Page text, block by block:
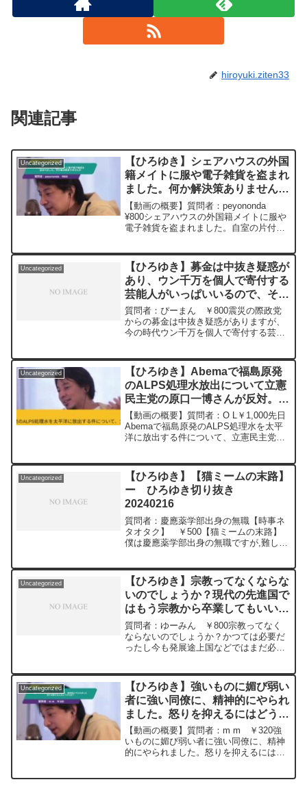
hiroyuki.ziten33
関連記事
Uncategorized
【ひろゆき】シェアハウスの外国
籍メイトに服や電子雑貨を盗まれ
ました。何か解決策ありませんか
ー ひろゆき切り抜き
20230317
【動画の概要】質問者：peyononda
¥800シェアハウスの外国籍メイトに服や
電子雑貨を盗まれました。自室の片付け
っていて発覚。相手は私が気付いたとは
知らず『えー無...
Uncategorized
【ひろゆき】募金は中抜き疑惑が
あり、ウン千万を個人で寄付する
芸能人がいっぱいいるので、その
方にスパチャ送った方が何となく
気持ちがいいなと思ったのでスパ
チャしますー ひろゆき切り抜
質問者：ぴーまん ￥800震災の際政党
からの募金は中抜き疑惑がありますが、
今の時代ウン千万を個人で寄付する芸能
がいいなと思ったのでスパチャします元
動画：能登半島に最大同時接続✖️20円の
寄付をするよ。ジョージアワインを呑み
ながら。2024/01/09 M22
https://www.youtube.com/watch?
v=n7GsXYHnvKI&t=8s*********************
*********************ひろゆきさんの動画
で、寄せられた質問について、一問一答
してるかな？と気になったことがあれ
ば、下記のサイトから検索してみてくだ
さい。https://hiroyuki-ziten.com/できる
だけ、多くの質問を今後も編集し、アッ
プロードしていきますので、使いやすい
と感じて頂けたら、いいね！やチャンネ
ル登録をよろしくお願いします。
Uncategorized
【ひろゆき】Abemaで福島原発
のALPS処理水放出について立憲
民主党の原口一博さんが反対。出
演者たちが「この人何言ってん
の？」みたいな顔をしていまし
た。ー ひろゆき切り抜き
【動画の概要】質問者：O L￥1,000先日
Abemaで福島原発のALPS処理水を太平
洋に放出する件について、立憲民主党の
たちが「この人何言ってんの？」みたい
な顔をして...
Uncategorized
【ひろゆき】【猫ミームの末路】
ー ひろゆき切り抜き
20240216
質問者：慶應薬学部出身の無職【時事ネ
タオタク】 ￥500【猫ミームの末路】
僕は慶應薬学部出身の無職ですが,難しい
書き発信や現実の想像力が消える事でド
ミノピザバイトテロなどが起きてる気が
しますが,今後もSNSが発展するほど脳が
溶けた大人が増えると思いますか？元動
画：能登半島に最大同時接続✖️50円の寄
付をするよ、その4。Magners Irish Cider
を呑みながら。2024/02/16 V23
https://www.youtube.com/watch?
**************ひろゆきさんの動画で、寄せ
られた質問について、一問一答形式にし
てみました。過去にこんな質問してるか
な？と気になったことがあれば、下記の
サイトから検索してみてください。
https://hiroyuki-ziten.com/できるだけ、
多くの質問を今後も編集し、アップロー
ドしていきますので、使いやすいと感じ
Uncategorized
【ひろゆき】宗教ってなくならな
いのでしょうか？現代の先進国で
はもう宗教から卒業してもいいの
では？もう終わりにしない？ー
ひろゆき切り抜き 20240228
質問者：ゆーみん ￥800宗教ってなく
ならないのでしょうか？かつては必要だ
ったし今も発展途上国などではまだ必要
現代の先進国ではもう宗教から卒業して
もいいのでは？もう終わりにしない？と
日本の平成っ子の私はすごく思います。
ひろゆきさんはどう考えますか？元動
画：ロシアの敗北は無さそうな、、
Guillaume Dursusを呑みながら
2024/02/28 W22
https://www.youtube.com/watch?
***************ひろゆきさんの動画で、寄
Uncategorized
【ひろゆき】強いものに媚び弱い
者に強い同僚に、精神的にやられ
ました。怒りを抑えるにはどうす
れば？ー ひろゆき切り抜き
20230317
【動画の概要】質問者：m m ￥320強
いものに媚び弱い者に強い同僚に、精神
的にやられました。怒りを抑えるにはど